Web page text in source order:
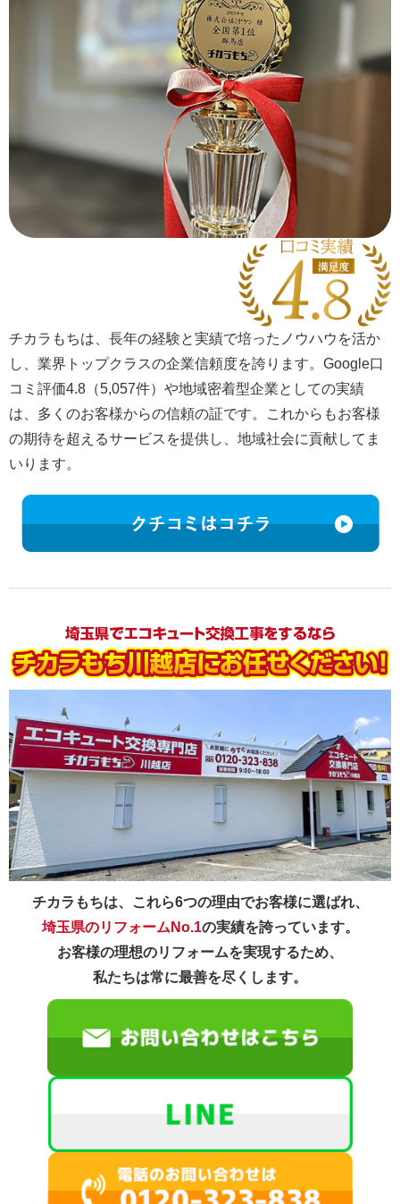
チカラもちは、長年の経験と実績で培ったノウハウを活か
し、業界トップクラスの企業信頼度を誇ります。Google口
コミ評価4.8（5,057件）や地域密着型企業としての実績
は、多くのお客様からの信頼の証です。これからもお客様
の期待を超えるサービスを提供し、地域社会に貢献してま
いります。
チカラもちは、これら6つの理由でお客様に選ばれ、
埼玉県のリフォームNo.1の実績を誇っています。
お客様の理想のリフォームを実現するため、
私たちは常に最善を尽くします。